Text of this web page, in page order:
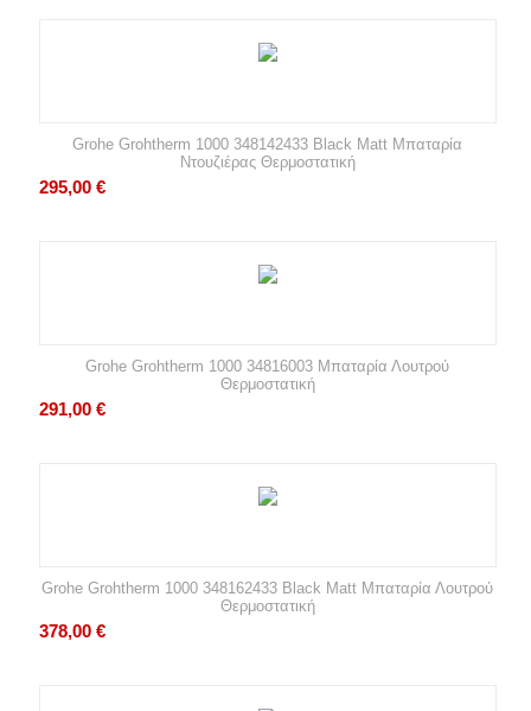
Grohe Grohtherm 1000 348142433 Black Matt Μπαταρία
Ντουζιέρας Θερμοστατική
295,00 €
Grohe Grohtherm 1000 34816003 Μπαταρία Λουτρού
Θερμοστατική
291,00 €
Grohe Grohtherm 1000 348162433 Black Matt Μπαταρία Λουτρού
Θερμοστατική
378,00 €